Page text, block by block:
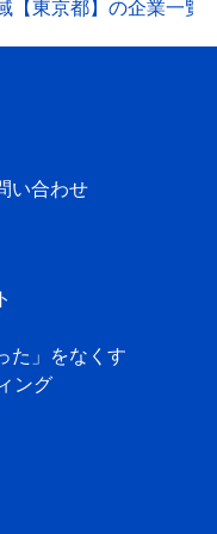
【東京都】の企業一覧
い合わせ
た」をなくす
ング